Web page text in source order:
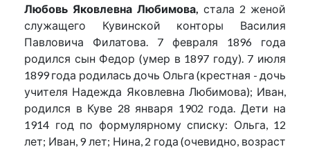
Любовь Яковлевна Любимова, стала 2 женой
служащего Кувинской конторы Василия
Павловича Филатова. 7 февраля 1896 года
родился сын Федор (умер в 1897 году). 7 июля
1899 года родилась дочь Ольга (крестная - дочь
учителя Надежда Яковлевна Любимова); Иван,
родился в Куве 28 января 1902 года. Дети на
1914 год по формулярному списку: Ольга, 12
лет; Иван, 9 лет; Нина, 2 года (очевидно, возраст